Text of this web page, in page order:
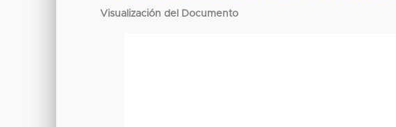
Visualización del Documento